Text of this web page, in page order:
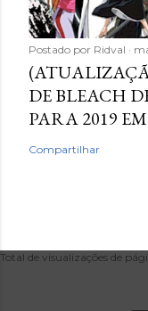
Postado por Ridval
DE BLEACH
PARA 2019
Compartilhar
Total de visualizações de